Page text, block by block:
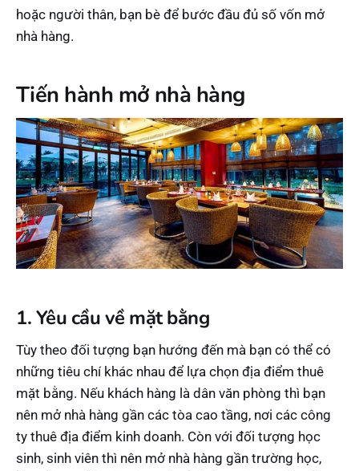
hoặc người thân, bạn bè để bước đầu đủ số vốn mở
nhà hàng.
Tiến hành mở nhà hàng
1. Yêu cầu về mặt bằng
Tùy theo đối tượng bạn hướng đến mà bạn có thể có
những tiêu chí khác nhau để lựa chọn địa điểm thuê
mặt bằng. Nếu khách hàng là dân văn phòng thì bạn
nên mở nhà hàng gần các tòa cao tầng, nơi các công
ty thuê địa điểm kinh doanh. Còn với đối tượng học
sinh, sinh viên thì nên mở nhà hàng gần trường học,